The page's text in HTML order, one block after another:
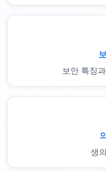
보안 특징
생